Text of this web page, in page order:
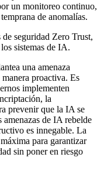
un monitoreo continuo,
de anomalías.
seguridad Zero Trust,
sistemas de IA.
una amenaza
manera proactiva. Es
implementen
la
prevenir que la IA se
de IA rebelde
es innegable. La
para garantizar
sin poner en riesgo